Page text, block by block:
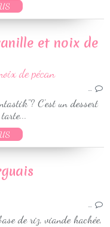
et noix de
…
C'est un dessert
…
de riz, viande hachée,